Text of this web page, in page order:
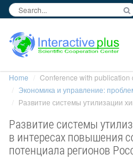
Home
Conference with publication
Экономика и управление:
Развитие системы утилизации
Развитие системы
в интересах повышения
потенциала регионов